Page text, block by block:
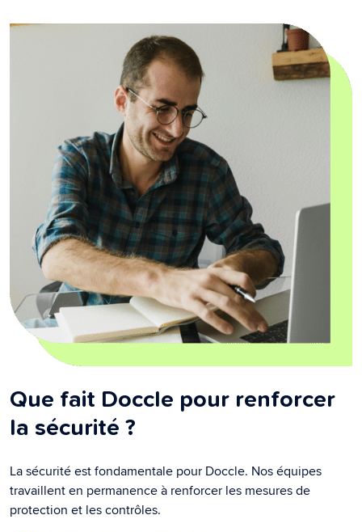
Que fait Doccle pour renforcer
la sécurité ?
La sécurité est fondamentale pour Doccle. Nos équipes
travaillent en permanence à renforcer les mesures de
protection et les contrôles.